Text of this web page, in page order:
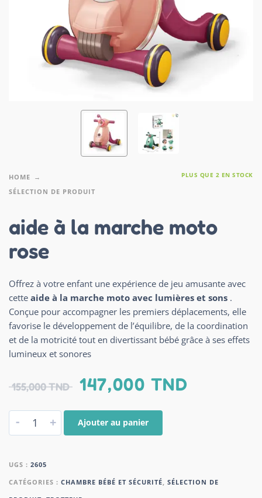
HOME
SÉLECTION DE PRODUIT
PLUS QUE 2 EN STOCK
aide à la marche moto
rose
Offrez à votre enfant une expérience de jeu amusante avec
cette aide à la marche moto avec lumières et sons .
Conçue pour accompagner les premiers déplacements, elle
favorise le développement de l’équilibre, de la coordination
et de la motricité tout en divertissant bébé grâce à ses effets
lumineux et sonores
155,000TND 147,000 TND
- + Ajouter au panier
UGS : 2605
CATÉGORIES : CHAMBRE BÉBÉ ET SÉCURITÉ SÉLECTION DE